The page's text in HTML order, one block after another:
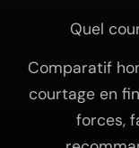
Quel
Comparatif
courtage en
forces,